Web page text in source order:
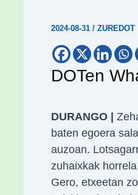
2024-08-31 / ZUREDOT
DOTen
DURANGO |
baten egoera
auzoan.
zuhaixkak
Gero, etxeetan